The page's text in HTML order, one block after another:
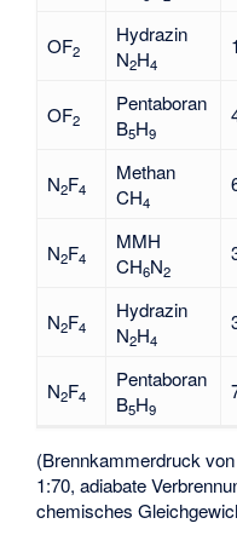
OF2
Hydrazin
N2H4
OF2
Pentaboran
B5H9
N2F4
Methan
CH4
N2F4
MMH
CH6N2
N2F4
Hydrazin
N2H4
N2F4
Pentaboran
B5H9
(Brennkammerdruck
1:70, adiabate
chemisches